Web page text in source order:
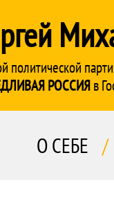
политической
РОССИЯв
О СЕБЕ /